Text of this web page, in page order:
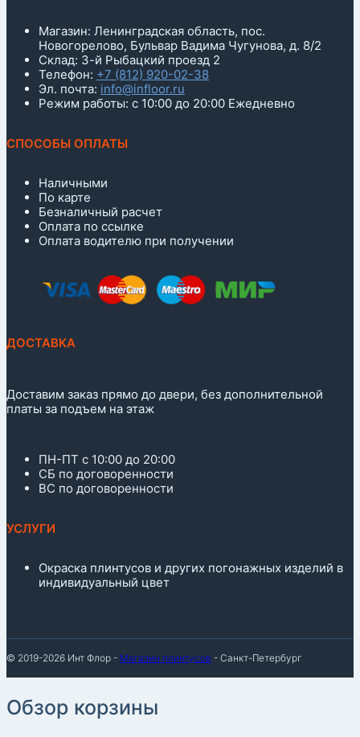
Магазин: Ленинградская область, пос.
Новогорелово, Бульвар Вадима Чугунова, д. 8/2
Склад: 3-й Рыбацкий проезд 2
Телефон: +7 (812) 920-02-38
Эл. почта: info@infloor.ru
Режим работы: с 10:00 до 20:00 Ежедневно
СПОСОБЫ ОПЛАТЫ
Наличными
По карте
Безналичный расчет
Оплата по ссылке
Оплата водителю при получении
ДОСТАВКА
Доставим заказ прямо до двери, без дополнительной
платы за подъем на этаж
ПН-ПТ с 10:00 до 20:00
СБ по договоренности
ВС по договоренности
УСЛУГИ
Окраска плинтусов и других погонажных изделий в
индивидуальный цвет
© 2019-2026 Инт Флор - Магазин плинтусов - Санкт-Петербург
Обзор корзины